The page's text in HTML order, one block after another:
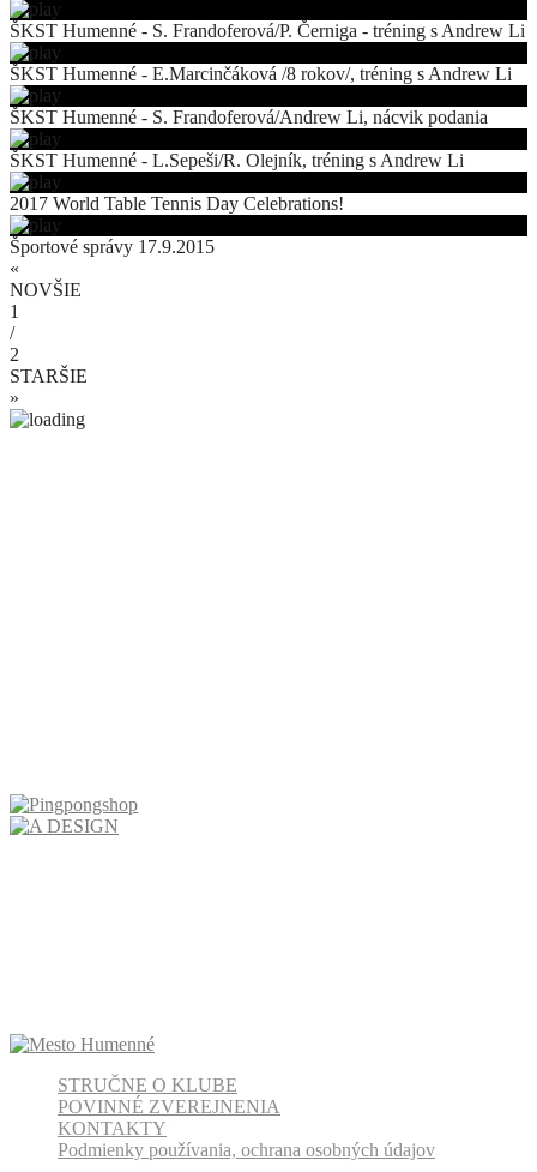
ŠKST Humenné - S. Frandoferová/P. Černiga - tréning s Andrew Li
ŠKST Humenné - E.Marcinčáková /8 rokov/, tréning s Andrew Li
ŠKST Humenné - S. Frandoferová/Andrew Li, nácvik podania
ŠKST Humenné - L.Sepeši/R. Olejník, tréning s Andrew Li
2017 World Table Tennis Day Celebrations!
Športové správy 17.9.2015
«
NOVŠIE
1
/
2
STARŠIE
»
STRUČNE O KLUBE
POVINNÉ ZVEREJNENIA
KONTAKTY
Podmienky používania, ochrana osobných údajov